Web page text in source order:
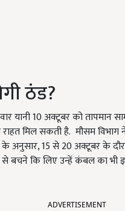
ठंड?
यानी 10 अक्टूबर को तापमान
मिल सकती है. मौसम
अनुसार, 15 से 20 अक्टूबर के
से बचने कि लिए उन्हें कंबल का भी
ADVERTISEMENT